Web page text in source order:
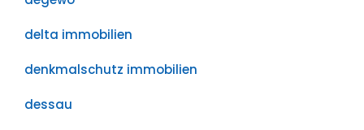
delta immobilien
denkmalschutz immobilien
dessau